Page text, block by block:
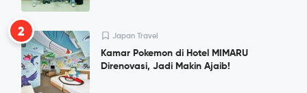
2 Japan Travel
Kamar Pokemon di Hotel MIMARU
Direnovasi, Jadi Makin Ajaib!